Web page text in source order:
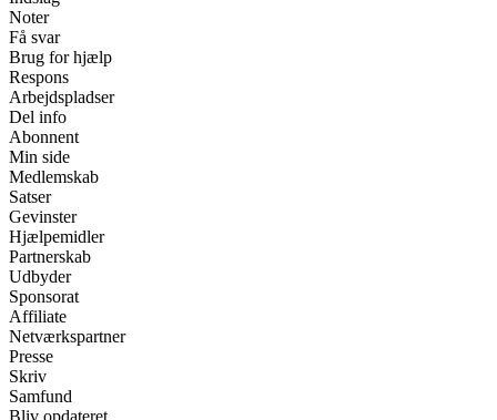
Noter
Få svar
Brug for hjælp
Respons
Arbejdspladser
Del info
Abonnent
Min side
Medlemskab
Satser
Gevinster
Hjælpemidler
Partnerskab
Udbyder
Sponsorat
Affiliate
Netværkspartner
Presse
Skriv
Samfund